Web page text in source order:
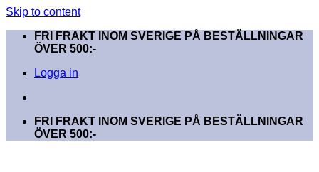
Skip to content
FRI FRAKT INOM SVERIGE PÅ BESTÄLLNINGAR
ÖVER 500:-
Logga in
FRI FRAKT INOM SVERIGE PÅ BESTÄLLNINGAR
ÖVER 500:-